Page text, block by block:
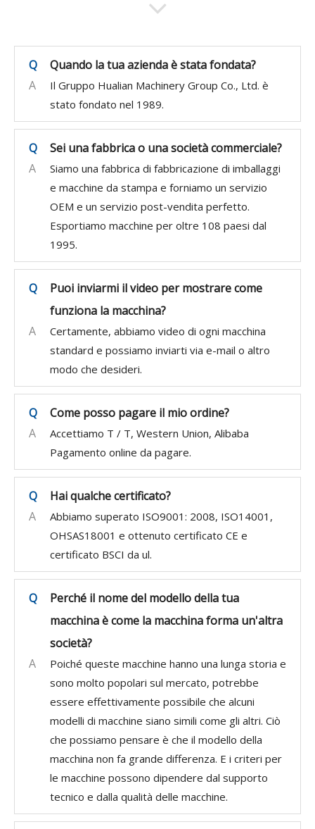
Q
Quando la tua azienda è stata fondata?
A
Il Gruppo Hualian Machinery Group Co., Ltd. è
stato fondato nel 1989.
Q
Sei una fabbrica o una società commerciale?
A
Siamo una fabbrica di fabbricazione di imballaggi
e macchine da stampa e forniamo un servizio
OEM e un servizio post-vendita perfetto.
Esportiamo macchine per oltre 108 paesi dal
1995.
Q
Puoi inviarmi il video per mostrare come
funziona la macchina?
A
Certamente, abbiamo video di ogni macchina
standard e possiamo inviarti via e-mail o altro
modo che desideri.
Q
Come posso pagare il mio ordine?
A
Accettiamo T / T, Western Union, Alibaba
Pagamento online da pagare.
Q
Hai qualche certificato?
A
Abbiamo superato ISO9001: 2008, ISO14001,
OHSAS18001 e ottenuto certificato CE e
certificato BSCI da ul.
Q
Perché il nome del modello della tua
macchina è come la macchina forma un'altra
società?
A
Poiché queste macchine hanno una lunga storia e
sono molto popolari sul mercato, potrebbe
essere effettivamente possibile che alcuni
modelli di macchine siano simili come gli altri. Ciò
che possiamo pensare è che il modello della
macchina non fa grande differenza. E i criteri per
le macchine possono dipendere dal supporto
tecnico e dalla qualità delle macchine.